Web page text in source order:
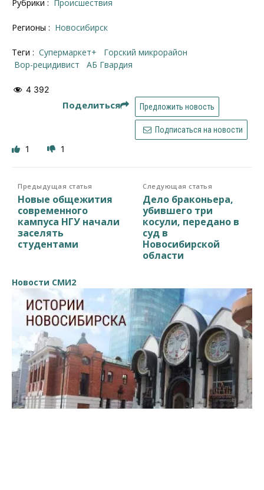
Рубрики : Происшествия
Регионы : Новосибирск
Теги : Супермаркет+
Горский микрорайон
вор-рецидивист
АБ Гвардия
4 392
Поделиться Предложить новость
Подписаться на новости
1 1
Предыдущая статья
Новые общежития
современного
кампуса НГУ начали
заселять
студентами
Следующая статья
Дело браконьера,
убившего три
косули, передано в
суд в
Новосибирской
области
Новости СМИ2